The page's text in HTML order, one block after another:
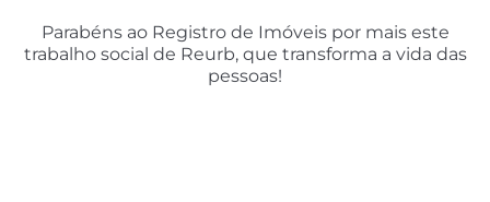
Parabéns ao Registro de Imóveis por mais este
trabalho social de Reurb, que transforma a vida das
pessoas!